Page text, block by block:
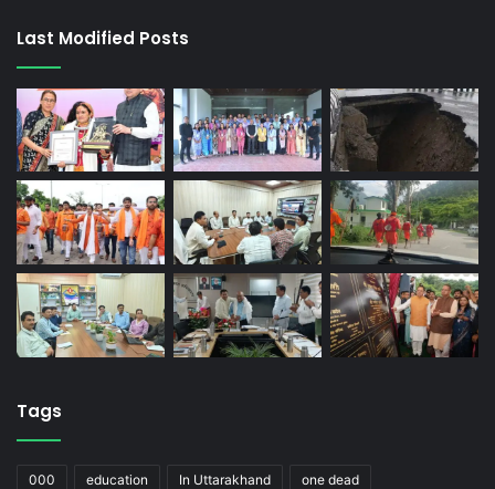
Last Modified Posts
Tags
000 education In Uttarakhand one dead